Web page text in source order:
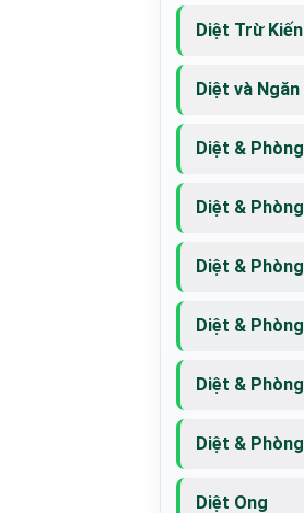
Diệt Trừ Kiến
Diệt và Ngăn
Diệt &
Diệt &
Diệt &
Diệt &
Diệt &
Diệt &
Diệt Ong